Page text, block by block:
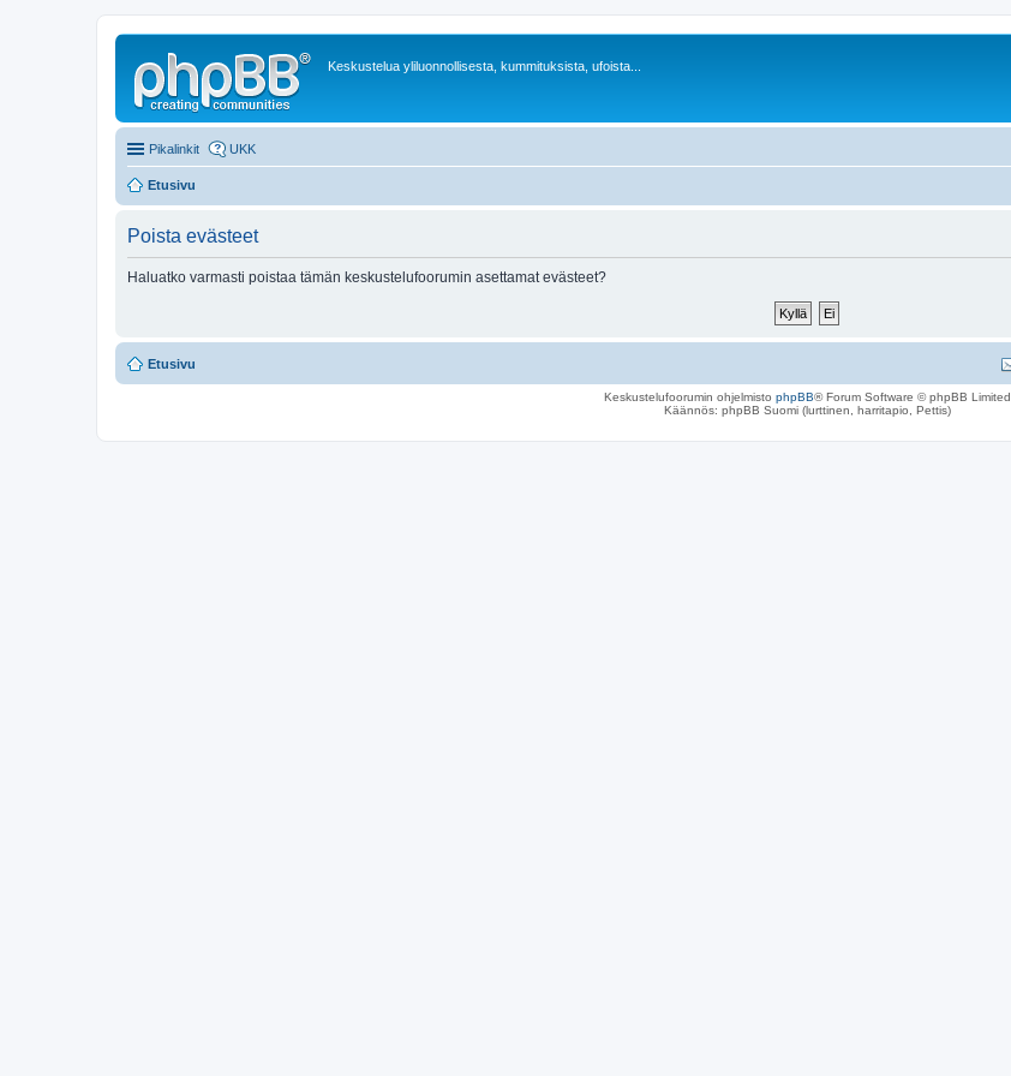
Keskustelua yliluonnollisesta, kummituksista, ufoista...
Pikalinkit UKK
Etusivu
Poista evästeet
Haluatko varmasti poistaa tämän keskustelufoorumin asettamat evästeet?
Etusivu
Keskustelufoorumin ohjelmisto phpBB® Forum Software © phpBB Limited
Käännös: phpBB Suomi (lurttinen, harritapio, Pettis)